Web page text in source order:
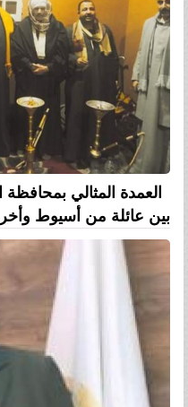
العمدة المثالي
بين عائلة من أسيوط